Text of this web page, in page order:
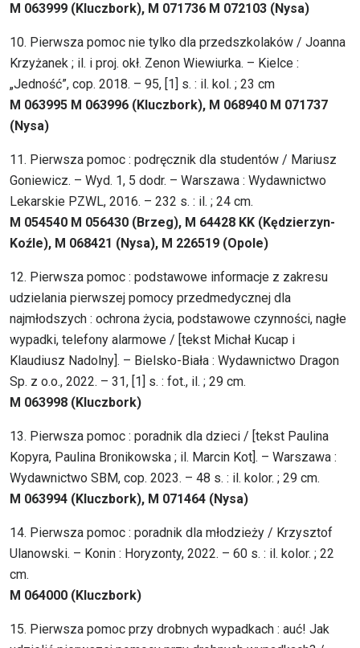
M 063999 (Kluczbork), M 071736 M 072103 (Nysa)
10. Pierwsza pomoc nie tylko dla przedszkolaków / Joanna
Krzyżanek ; il. i proj. okł. Zenon Wiewiurka. – Kielce :
„Jedność”, cop. 2018. – 95, [1] s. : il. kol. ; 23 cm
M 063995 M 063996 (Kluczbork), M 068940 M 071737
(Nysa)
11. Pierwsza pomoc : podręcznik dla studentów / Mariusz
Goniewicz. – Wyd. 1, 5 dodr. – Warszawa : Wydawnictwo
Lekarskie PZWL, 2016. – 232 s. : il. ; 24 cm.
M 054540 M 056430 (Brzeg), M 64428 KK (Kędzierzyn-
Koźle), M 068421 (Nysa), M 226519 (Opole)
12. Pierwsza pomoc : podstawowe informacje z zakresu
udzielania pierwszej pomocy przedmedycznej dla
najmłodszych : ochrona życia, podstawowe czynności, nagłe
wypadki, telefony alarmowe / [tekst Michał Kucap i
Klaudiusz Nadolny]. – Bielsko-Biała : Wydawnictwo Dragon
Sp. z o.o., 2022. – 31, [1] s. : fot., il. ; 29 cm.
M 063998 (Kluczbork)
13. Pierwsza pomoc : poradnik dla dzieci / [tekst Paulina
Kopyra, Paulina Bronikowska ; il. Marcin Kot]. – Warszawa :
Wydawnictwo SBM, cop. 2023. – 48 s. : il. kolor. ; 29 cm.
M 063994 (Kluczbork), M 071464 (Nysa)
14. Pierwsza pomoc : poradnik dla młodzieży / Krzysztof
Ulanowski. – Konin : Horyzonty, 2022. – 60 s. : il. kolor. ; 22
cm.
M 064000 (Kluczbork)
15. Pierwsza pomoc przy drobnych wypadkach : auć! Jak